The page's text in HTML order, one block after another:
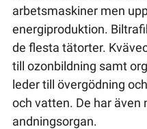
arbetsmaskiner men
energiproduktion.
de flesta tätorter.
till ozonbildning samt
leder till övergödning
och vatten. De har även
andningsorgan.